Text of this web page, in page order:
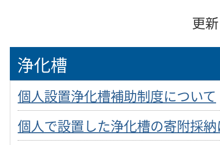
更
浄化槽
個人設置浄化槽補助制度について
個人で設置した浄化槽の寄附採